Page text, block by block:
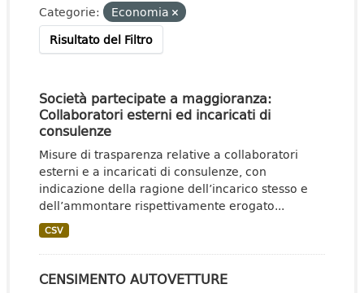
Categorie:
Economia
Risultato del Filtro
Società partecipate a maggioranza:
Collaboratori esterni ed incaricati di
consulenze
Misure di trasparenza relative a collaboratori
esterni e a incaricati di consulenze, con
indicazione della ragione dell’incarico stesso e
dell’ammontare rispettivamente erogato...
CSV
CENSIMENTO AUTOVETTURE